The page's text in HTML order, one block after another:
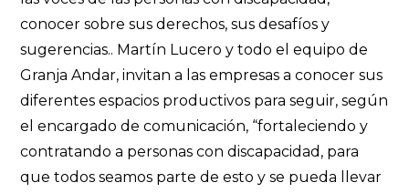
conocer sobre sus derechos, sus desafíos y
sugerencias.. Martín Lucero y todo el equipo de
Granja Andar, invitan a las empresas a conocer sus
diferentes espacios productivos para seguir, según
el encargado de comunicación, “fortaleciendo y
contratando a personas con discapacidad, para
que todos seamos parte de esto y se pueda llevar